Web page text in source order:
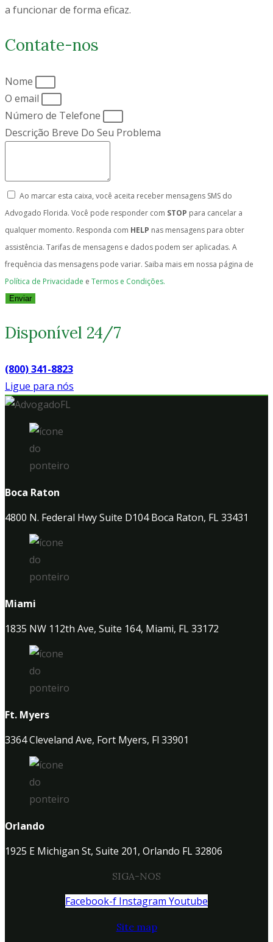
a funcionar de forma eficaz.
Contate-nos
Nome
O email
Número de Telefone
Descrição Breve Do Seu Problema
Ao marcar esta caixa, você aceita receber mensagens SMS do
Advogado Florida. Você pode responder com STOP para cancelar a
qualquer momento. Responda com HELP nas mensagens para obter
assistência. Tarifas de mensagens e dados podem ser aplicadas. A
frequência das mensagens pode variar. Saiba mais em nossa página de
Política de Privacidade e Termos e Condições.
Enviar
Disponível 24/7
(800) 341-8823
Ligue para nós
Boca Raton
4800 N. Federal Hwy Suite D104 Boca Raton, FL 33431
Miami
1835 NW 112th Ave, Suite 164, Miami, FL 33172
Ft. Myers
3364 Cleveland Ave, Fort Myers, Fl 33901
Orlando
1925 E Michigan St, Suite 201, Orlando FL 32806
SIGA-NOS
Facebook-f Instagram Youtube
Site map